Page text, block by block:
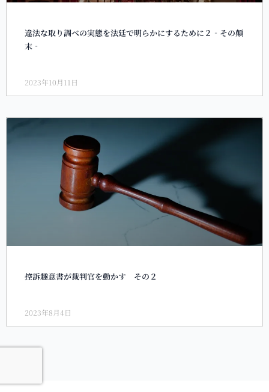
違法な取り調べの実態を法廷で明らかにするために２‐その顛
末‐
2023年10月11日
控訴趣意書が裁判官を動かす その２
2023年8月4日